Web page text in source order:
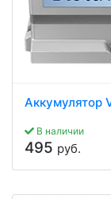
Аккумулятор
В наличии
495 руб.